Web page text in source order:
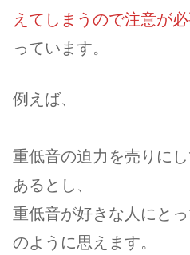
えてしまうので注意が
っています。
例えば、
重低音の迫力を売りに
あるとし、
重低音が好きな人にと
のように思えます。